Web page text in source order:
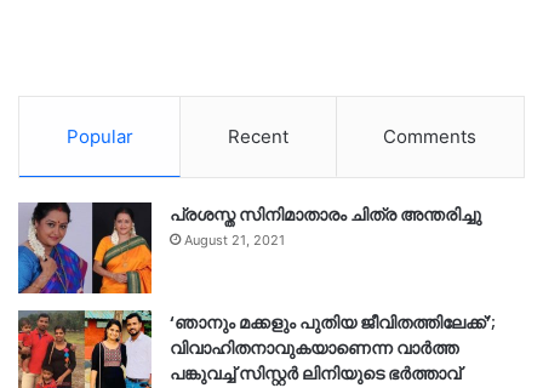
Popular Recent Comments
പ്രശസ്ത സിനിമാതാരം ചിത്ര അന്തരിച്ചു
August 21, 2021
‘ഞാനും മക്കളും പുതിയ ജീവിതത്തിലേക്ക്’;
വിവാഹിതനാവുകയാണെന്ന വാർത്ത
പങ്കുവച്ച് സിസ്റ്റർ ലിനിയുടെ ഭർത്താവ്